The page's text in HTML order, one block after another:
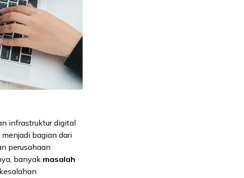
infrastruktur digital
bagian dari
perusahaan
banyak masalah